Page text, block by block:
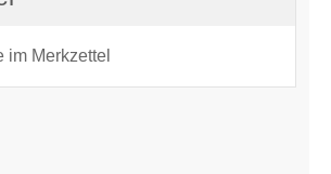
im Merkzettel